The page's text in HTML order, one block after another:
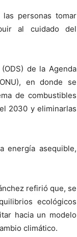
personas tomar
al cuidado del
de la Agenda
en donde se
de combustibles
2030 y eliminarlas
energía asequible,
refirió que, se
ecológicos
hacia un modelo
climático.